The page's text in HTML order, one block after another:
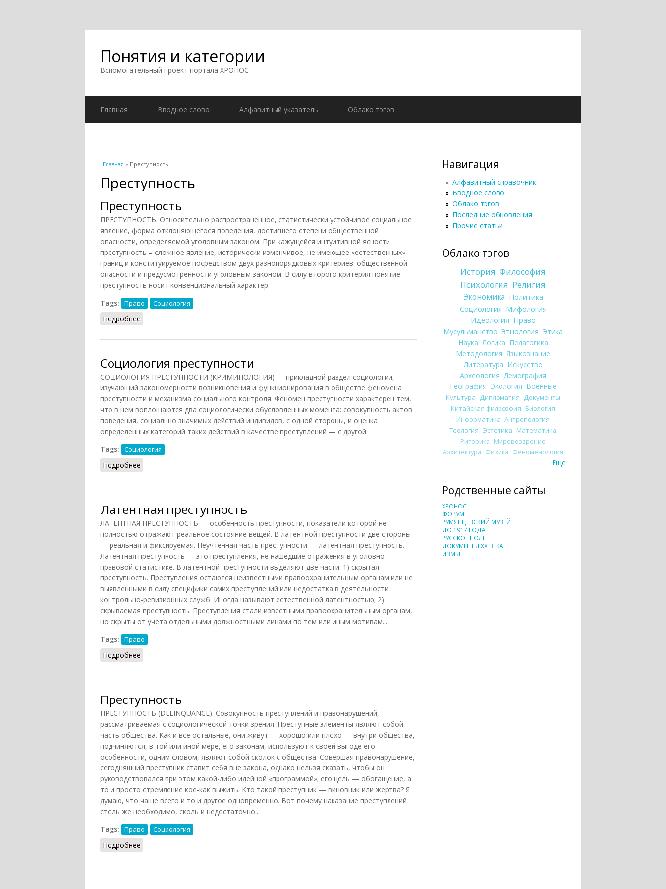
Понятия и категории
Вспомогательный проект портала ХРОНОС
Главная Вводное слово Алфавитный указатель Облако тэгов
Вы здесь
Главная » Преступность
Преступность
Преступность
ПРЕСТУПНОСТЬ. Относительно распространенное, статистически устойчивое социальное
явление, форма отклоняющегося поведения, достигшего степени общественной
опасности, определяемой уголовным законом. При кажущейся интуитивной ясности
преступность – сложное явление, исторически изменчивое, не имеющее «естественных»
границ и конституируемое посредством двух разнопорядковых критериев: общественной
опасности и предусмотренности уголовным законом. В силу второго критерия понятие
преступность носит конвенциональный характер.
Tags:
Право Социология
Подробнее
Социология преступности
СОЦИОЛОГИЯ ПРЕСТУПНОСТИ (КРИМИНОЛОГИЯ) — прикладной раздел социологии,
изучающий закономерности возникновения и функционирования в обществе феномена
преступности и механизма социального контроля. Феномен преступности характерен тем,
что в нем воплощаются два социологически обусловленных момента: совокупность актов
поведения, социально значимых действий индивидов, с одной стороны, и оценка
определенных категорий таких действий в качестве преступлений — с другой.
Tags:
Социология
Подробнее
Латентная преступность
ЛАТЕНТНАЯ ПРЕСТУПНОСТЬ — особенность преступности, показатели которой не
полностью отражают реальное состояние вещей. В латентной преступности две стороны
— реальная и фиксируемая. Неучтенная часть преступности — латентная преступность.
Латентная преступность — это преступления, не нашедшие отражения в уголовно-
правовой статистике. В латентной преступности выделяют две части: 1) скрытая
преступность. Преступления остаются неизвестными правоохранительным органам или не
выявленными в силу специфики самих преступлений или недостатка в деятельности
контрольно-ревизионных служб. Иногда называют естественной латентностью; 2)
скрываемая преступность. Преступления стали известными правоохранительным органам,
но скрыты от учета отдельными должностными лицами по тем или иным мотивам...
Tags:
Право
Подробнее
Преступность
ПРЕСТУПНОСТЬ (DELINQUANCE). Совокупность преступлений и правонарушений,
рассматриваемая с социологической точки зрения. Преступные элементы являют собой
часть общества. Как и все остальные, они живут — хорошо или плохо — внутри общества,
подчиняются, в той или иной мере, его законам, используют к своей выгоде его
особенности, одним словом, являют собой сколок с общества. Совершая правонарушение,
сегодняшний преступник ставит себя вне закона, однако нельзя сказать, чтобы он
руководствовался при этом какой-либо идейной «программой»; его цель — обогащение, а
то и просто стремление кое-как выжить. Кто такой преступник — виновник или жертва? Я
думаю, что чаще всего и то и другое одновременно. Вот почему наказание преступлений
столь же необходимо, сколь и недостаточно...
Tags:
Право Социология
Подробнее
Навигация
Алфавитный справочник
Вводное слово
Облако тэгов
Последние обновления
Прочие статьи
Облако тэгов
История Философия
Психология Религия
Экономика Политика
Социология Мифология
Идеология Право
Мусульманство Этнология Этика
Наука Логика Педагогика
Методология Языкознание
Литература Искусство
Археология Демография
География Экология Военные
Культура Дипломатия Документы
Китайская философия Биология
Информатика Антропология
Теология Эстетика Математика
Риторика Мировоззрение
Архитектура Физика Феноменология
Еще
Родственные сайты
ХРОНОС
ФОРУМ
РУМЯНЦЕВСКИЙ МУЗЕЙ
ДО 1917 ГОДА
РУССКОЕ ПОЛЕ
ДОКУМЕНТЫ XX ВЕКА
ИЗМЫ